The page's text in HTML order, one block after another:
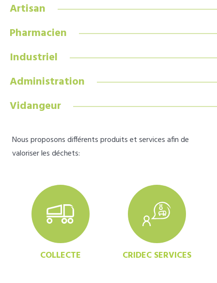
Artisan
Pharmacien
Industriel
Administration
Vidangeur
Nous proposons différents produits et services afin de
valoriser les déchets:
COLLECTE CRIDEC SERVICES